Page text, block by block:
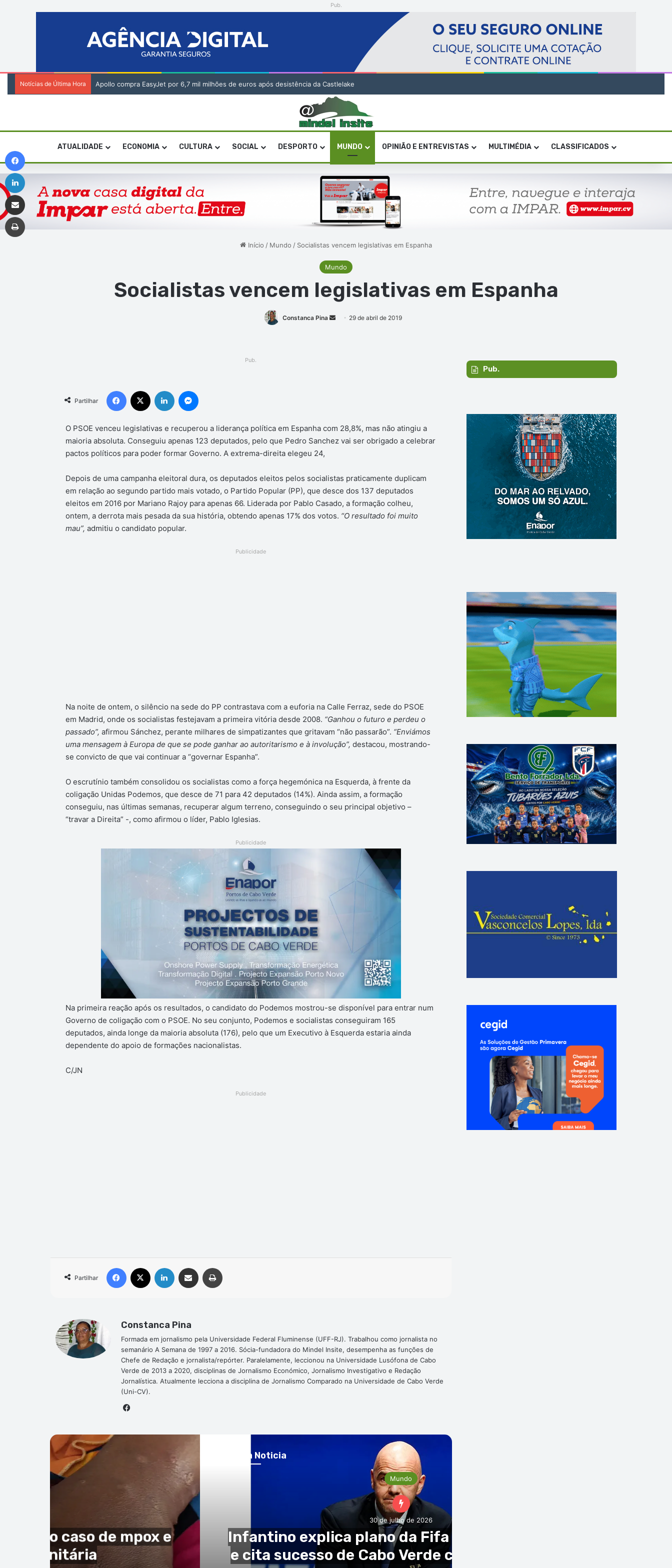
Pub.
Notícias de Última Hora Livro “Iniciativa Outros Bairros” seleccionado para Prémio Publicações da Bienal Interamericana
ATUALIDADE ECONOMIA CULTURA SOCIAL DESPORTO MUNDO OPINIÃO E ENTREVISTAS MULTIMÉDIA CLASSIFICADOS
Início / Mundo / Socialistas vencem legislativas em Espanha
Mundo
Socialistas vencem legislativas em Espanha
Constanca Pina
Mande29 de abril de 2019
Pub.
Partilhar
Facebook Linkedin
O PSOE venceu legislativas e recuperou a liderança política em Espanha com 28,8%, mas não atingiu a
maioria absoluta. Conseguiu apenas 123 deputados, pelo que Pedro Sanchez vai ser obrigado a celebrar
pactos políticos para poder formar Governo. A extrema-direita elegeu 24,
Depois de uma campanha eleitoral dura, os deputados eleitos pelos socialistas praticamente duplicam
em relação ao segundo partido mais votado, o Partido Popular (PP), que desce dos 137 deputados
eleitos em 2016 por Mariano Rajoy para apenas 66. Liderada por Pablo Casado, a formação colheu,
ontem, a derrota mais pesada da sua história, obtendo apenas 17% dos votos. “O resultado foi muito
mau”, admitiu o candidato popular.
Publicidade
Na noite de ontem, o silêncio na sede do PP contrastava com a euforia na Calle Ferraz, sede do PSOE
em Madrid, onde os socialistas festejavam a primeira vitória desde 2008. “Ganhou o futuro e perdeu o
passado”, afirmou Sánchez, perante milhares de simpatizantes que gritavam “não passarão”. “Enviámos
uma mensagem à Europa de que se pode ganhar ao autoritarismo e à involução”, destacou, mostrando-
se convicto de que vai continuar a “governar Espanha”.
O escrutínio também consolidou os socialistas como a força hegemónica na Esquerda, à frente da
coligação Unidas Podemos, que desce de 71 para 42 deputados (14%). Ainda assim, a formação
conseguiu, nas últimas semanas, recuperar algum terreno, conseguindo o seu principal objetivo –
“travar a Direita” -, como afirmou o líder, Pablo Iglesias.
Publicidade
Na primeira reação após os resultados, o candidato do Podemos mostrou-se disponível para entrar num
Governo de coligação com o PSOE. No seu conjunto, Podemos e socialistas conseguiram 165
deputados, ainda longe da maioria absoluta (176), pelo que um Executivo à Esquerda estaria ainda
dependente do apoio de formações nacionalistas.
C/JN
Publicidade
Partilhar
Facebook Linkedin Compartilhar via e-mail
Constanca Pina
Formada em jornalismo pela Universidade Federal Fluminense (UFF-RJ). Trabalhou como jornalista no
semanário A Semana de 1997 a 2016. Sócia-fundadora do Mindel Insite, desempenha as funções de
Chefe de Redação e jornalista/repórter. Paralelamente, leccionou na Universidade Lusófona de Cabo
Verde de 2013 a 2020, disciplinas de Jornalismo Económico, Jornalismo Investigativo e Redação
Jornalística. Atualmente lecciona a disciplina de Jornalismo Comparado na Universidade de Cabo Verde
(Uni-CV).
Próxima Noticia
Fifa de ‘vender’ Copa
como argumento
Pub.
Linkedin
Imprimir